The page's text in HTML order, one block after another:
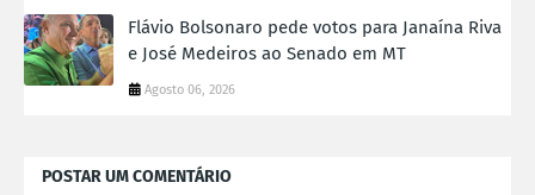
Flávio Bolsonaro pede votos para Janaína Riva
e José Medeiros ao Senado em MT
Agosto 06, 2026
POSTAR UM COMENTÁRIO